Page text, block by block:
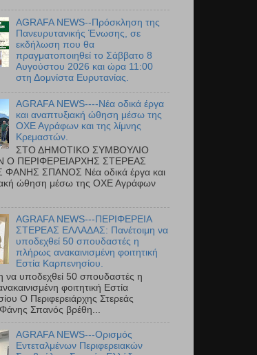
AGRAFA NEWS--Πρόσκληση της
Πανευρυτανικής Ένωσης, σε
εκδήλωση που θα
πραγματοποιηθεί το Σάββατο 8
Αυγούστου 2026 και ώρα 11:00
στη Δομνίστα Ευρυτανίας.
AGRAFA NEWS----Νέα οδικά έργα
και αναπτυξιακή ώθηση μέσω της
ΟΧΕ Αγράφων και της λίμνης
Κρεμαστών.
ΣΤΟ ΔΗΜΟΤΙΚΟ ΣΥΜΒΟΥΛΙΟ
Ο ΠΕΡΙΦΕΡΕΙΑΡΧΗΣ ΣΤΕΡΕΑΣ
ΦΑΝΗΣ ΣΠΑΝΟΣ Νέα οδικά έργα και
ώθηση μέσω της ΟΧΕ Αγράφων
AGRAFA NEWS---ΠΕΡΙΦΕΡΕΙΑ
ΣΤΕΡΕΑΣ ΕΛΛΑΔΑΣ: Πανέτοιμη να
υποδεχθεί 50 σπουδαστές η
πλήρως ανακαινισμένη φοιτητική
Εστία Καρπενησίου.
να υποδεχθεί 50 σπουδαστές η
φοιτητική Εστία
Ο Περιφερειάρχης Στερεάς
Σπανός βρέθη...
AGRAFA NEWS---Ορισμός
Εντεταλμένων Περιφερειακών